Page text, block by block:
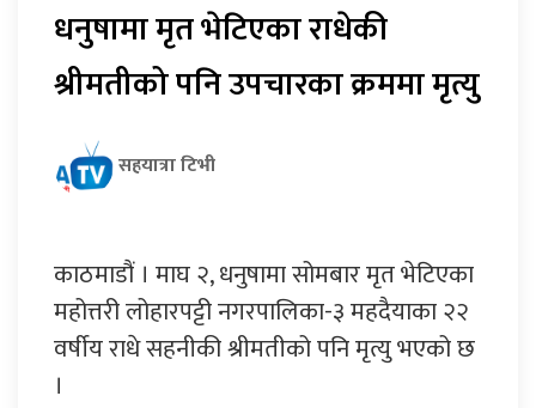
धनुषामा मृत भेटिएका राधेकी
श्रीमतीको पनि उपचारका क्रममा मृत्यु
सहयात्रा टिभी
काठमाडौं । माघ २, धनुषामा सोमबार मृत भेटिएका
महोत्तरी लोहारपट्टी नगरपालिका-३ महदैयाका २२
वर्षीय राधे सहनीकी श्रीमतीको पनि मृत्यु भएको छ
।